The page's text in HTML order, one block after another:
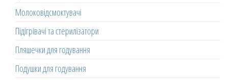
Молоковідсмоктувачі
Підігрівачі та стерилізатори
Пляшечки для годування
Подушки для годування